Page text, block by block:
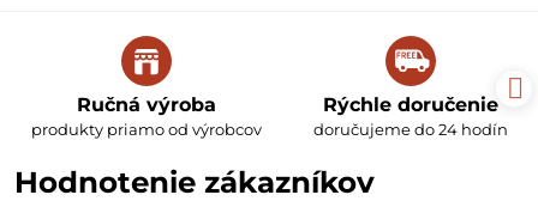
Ručná výroba
produkty priamo od výrobcov
Rýchle doručenie
doručujeme do 24 hodín
Hodnotenie zákazníkov